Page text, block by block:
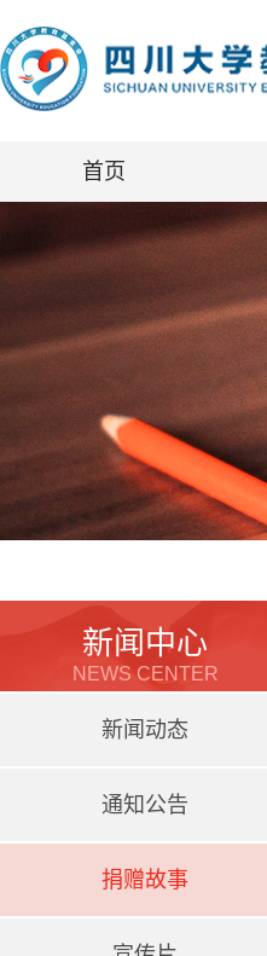
首页
新闻中心
NEWS CENTER
新闻动态
通知公告
捐赠故事